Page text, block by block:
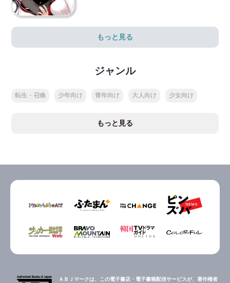
もっと見る
ジャンル
転生・召喚 少年向け 青年向け 大人向け 少女向け
もっと見る
ＡＢＪマークは、この電子書店・電子書籍配信サービスが、著作権者